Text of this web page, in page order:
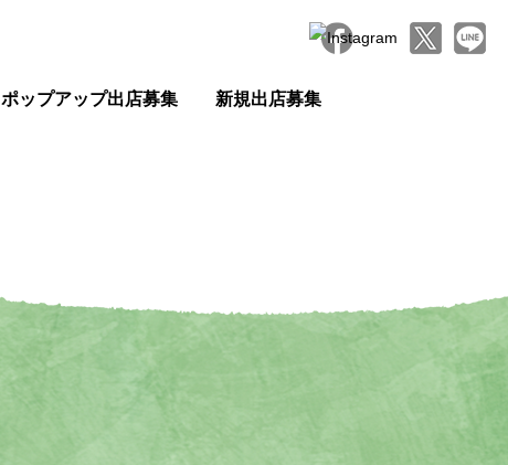
ポップアップ出店募集 新規出店募集